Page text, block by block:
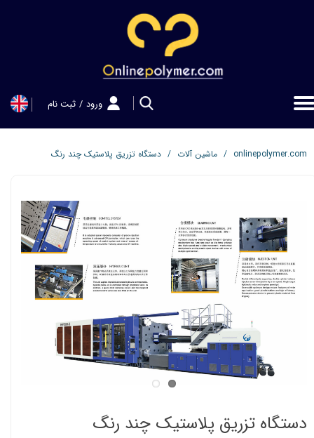
ورود / ثبت نام
سفارشات
خروج از حساب کاربری
onlinepolymer.com ماشین آلات دستگاه تزریق پلاستیک چند رنگ
دستگاه تزریق پلاستیک چند رنگ